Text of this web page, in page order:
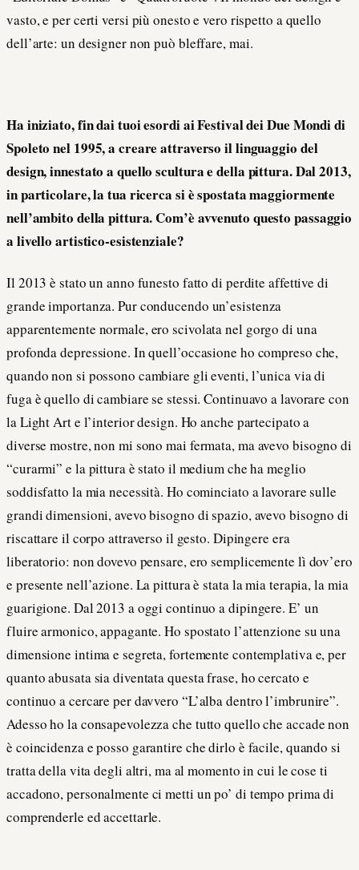
vasto, e per certi versi più onesto e vero rispetto a quello
dell’arte: un designer non può bleffare, mai.
Ha iniziato, fin dai tuoi esordi ai Festival dei Due Mondi di
Spoleto nel 1995, a creare attraverso il linguaggio del
design, innestato a quello scultura e della pittura. Dal 2013,
in particolare, la tua ricerca si è spostata maggiormente
nell’ambito della pittura. Com’è avvenuto questo passaggio
a livello artistico-esistenziale?
Il 2013 è stato un anno funesto fatto di perdite affettive di
grande importanza. Pur conducendo un’esistenza
apparentemente normale, ero scivolata nel gorgo di una
profonda depressione. In quell’occasione ho compreso che,
quando non si possono cambiare gli eventi, l’unica via di
fuga è quello di cambiare se stessi. Continuavo a lavorare con
la Light Art e l’interior design. Ho anche partecipato a
diverse mostre, non mi sono mai fermata, ma avevo bisogno di
“curarmi” e la pittura è stato il medium che ha meglio
soddisfatto la mia necessità. Ho cominciato a lavorare sulle
grandi dimensioni, avevo bisogno di spazio, avevo bisogno di
riscattare il corpo attraverso il gesto. Dipingere era
liberatorio: non dovevo pensare, ero semplicemente lì dov’ero
e presente nell’azione. La pittura è stata la mia terapia, la mia
guarigione. Dal 2013 a oggi continuo a dipingere. E’ un
fluire armonico, appagante. Ho spostato l’attenzione su una
dimensione intima e segreta, fortemente contemplativa e, per
quanto abusata sia diventata questa frase, ho cercato e
continuo a cercare per davvero “L’alba dentro l’imbrunire”.
Adesso ho la consapevolezza che tutto quello che accade non
è coincidenza e posso garantire che dirlo è facile, quando si
tratta della vita degli altri, ma al momento in cui le cose ti
accadono, personalmente ci metti un po’ di tempo prima di
comprenderle ed accettarle.